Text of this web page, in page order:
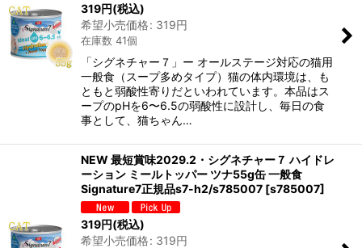
319円(税込)
希望小売価格: 319円
在庫数 41個
「シグネチャー７」ー オールステージ対応の猫用
一般食（スープ多めタイプ）猫の体内環境は、も
ともと弱酸性寄りだといわれています。本品はス
ープのpHを6〜6.5の弱酸性に設計し、毎日の食
事として、猫ちゃん…
NEW 最短賞味2029.2・シグネチャー７ ハイドレ
ーション ミールトッパー ツナ55g缶 一般食
Signature7正規品s7-h2/s785007 [s785007]
319円(税込)
希望小売価格: 319円